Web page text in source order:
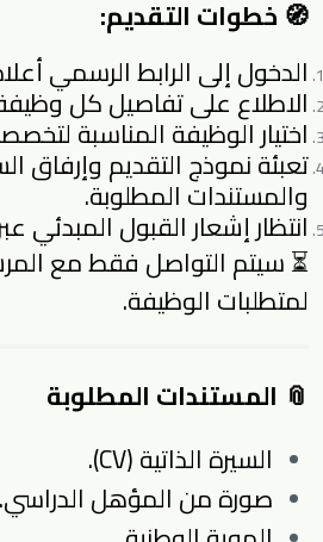
🧭 خطوات التقديم:
الدخول إلى الرابط الرسمي
الاطلاع على تفاصيل كل
اختيار الوظيفة المناسبة
تعبئة نموذج التقديم وإرفاق
والمستندات المطلوبة.
انتظار إشعار القبول المبدئي
⏳سيتم التواصل فقط مع
لمتطلبات الوظيفة.
📎 المستندات المطلوبة
السيرة الذاتية (CV).
صورة من المؤهل الدراسي.